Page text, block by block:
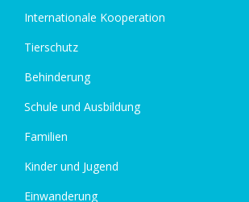
Internationale Kooperation
Tierschutz
Behinderung
Schule und Ausbildung
Familien
Kinder und Jugend
Einwanderung